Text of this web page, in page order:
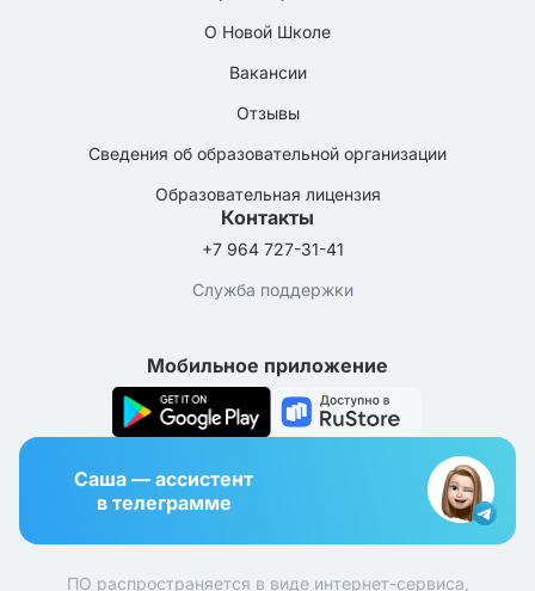
О Новой Школе
Вакансии
Отзывы
Сведения об образовательной организации
Образовательная лицензия
Контакты
+7 964 727-31-41
Служба поддержки
Мобильное приложение
Саша — ассистент
в телеграмме
ПО распространяется в виде интернет-сервиса,